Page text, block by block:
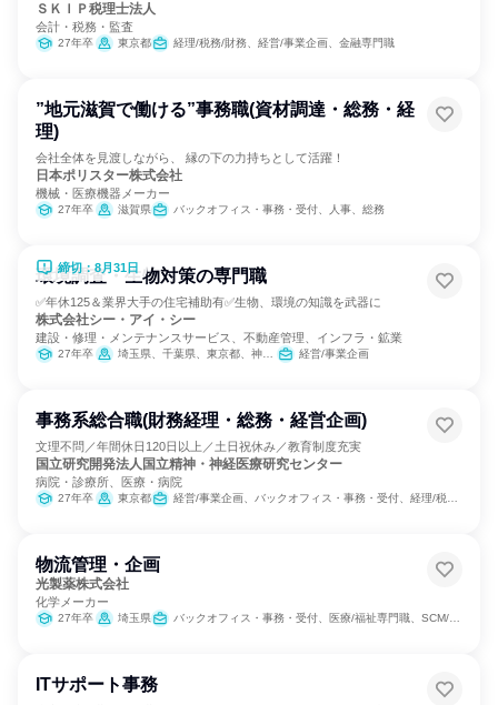
ＳＫＩＰ税理士法人
会計・税務・監査
27年卒 東京都 経理/税務/財務、経営/事業企画、金融専門職
”地元滋賀で働ける”事務職(資材調達・総務・経
理)
会社全体を見渡しながら、 縁の下の力持ちとして活躍！
日本ポリスター株式会社
機械・医療機器メーカー
27年卒 滋賀県 バックオフィス・事務・受付、人事、総務
締切：8月31日
環境調査・生物対策の専門職
✅年休125＆業界大手の住宅補助有✅生物、環境の知識を武器に
株式会社シー・アイ・シー
建設・修理・メンテナンスサービス、不動産管理、インフラ・鉱業
27年卒 埼玉県、千葉県、東京都、神奈川県、京都府、大阪府、兵庫県、奈良県、福岡県 経営/事業企画
事務系総合職(財務経理・総務・経営企画)
文理不問／年間休日120日以上／土日祝休み／教育制度充実
国立研究開発法人国立精神・神経医療研究センター
病院・診療所、医療・病院
27年卒 東京都 経営/事業企画、バックオフィス・事務・受付、経理/税務/財務、人事、総務、組織運営管理・公務員・事務系職種
物流管理・企画
光製薬株式会社
化学メーカー
27年卒 埼玉県 バックオフィス・事務・受付、医療/福祉専門職、SCM/生産管理/購買/物流
ITサポート事務